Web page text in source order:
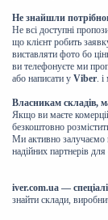
Не знайшли
Не всі доступні
що клієнт робить
виставляти фото бо
ви телефонуєте ми
або написати у Viber.
Власникам складів,
Якщо ви маєте
безкоштовно
Ми активно залучаємо
надійних партнерів
iver.com.ua —
знайти склади,